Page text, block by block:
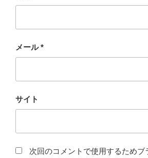
メール*
サイト
次回のコメントで使用するためブ